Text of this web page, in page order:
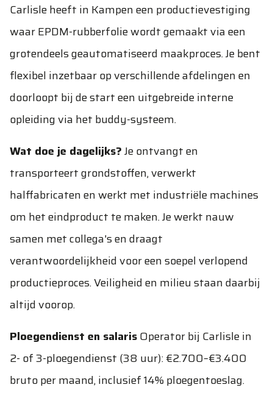
Carlisle heeft in Kampen een productievestiging
waar EPDM-rubberfolie wordt gemaakt via een
grotendeels geautomatiseerd maakproces. Je bent
flexibel inzetbaar op verschillende afdelingen en
doorloopt bij de start een uitgebreide interne
opleiding via het buddy-systeem.
Wat doe je dagelijks?Je ontvangt en
transporteert grondstoffen, verwerkt
halffabricaten en werkt met industriële machines
om het eindproduct te maken. Je werkt nauw
samen met collega's en draagt
verantwoordelijkheid voor een soepel verlopend
productieproces. Veiligheid en milieu staan daarbij
altijd voorop.
Ploegendienst en salarisOperator bij Carlisle in
2- of 3-ploegendienst (38 uur): €2.700–€3.400
bruto per maand, inclusief 14% ploegentoeslag.